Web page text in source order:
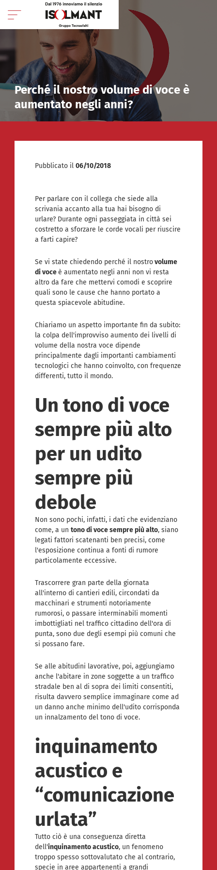
Perché il nostro volume di voce è
aumentato negli anni?
Pubblicato il06/10/2018
Per parlare con il collega che siede alla
scrivania accanto alla tua hai bisogno di
urlare? Durante ogni passeggiata in città sei
costretto a sforzare le corde vocali per riuscire
a farti capire?
Se vi state chiedendo perché il nostrovolume
di voceè aumentato negli anni non vi resta
altro da fare che mettervi comodi e scoprire
quali sono le cause che hanno portato a
questa spiacevole abitudine.
Chiariamo un aspetto importante fin da subito:
la colpa dell'improvviso aumento dei livelli di
volume della nostra voce dipende
principalmente dagli importanti cambiamenti
tecnologici che hanno coinvolto, con frequenze
differenti, tutto il mondo.
Un tono di voce
sempre più alto
per un udito
sempre più
debole
Non sono pochi, infatti, i dati che evidenziano
come, a untono di voce sempre più alto, siano
legati fattori scatenanti ben precisi, come
l'esposizione continua a fonti di rumore
particolamente eccessive.
Trascorrere gran parte della giornata
all'interno di cantieri edili, circondati da
macchinari e strumenti notoriamente
rumorosi, o passare interminabili momenti
imbottigliati nel traffico cittadino dell'ora di
punta, sono due degli esempi più comuni che
si possano fare.
Se alle abitudini lavorative, poi, aggiungiamo
anche l'abitare in zone soggette a un traffico
stradale ben al di sopra dei limiti consentiti,
risulta davvero semplice immaginare come ad
un danno anche minimo dell'udito corrisponda
un innalzamento del tono di voce.
inquinamento
acustico e
“comunicazione
urlata”
Tutto ciò è una conseguenza diretta
dell'inquinamento acustico, un fenomeno
troppo spesso sottovalutato che al contrario,
specie in aree appartenenti a grandi